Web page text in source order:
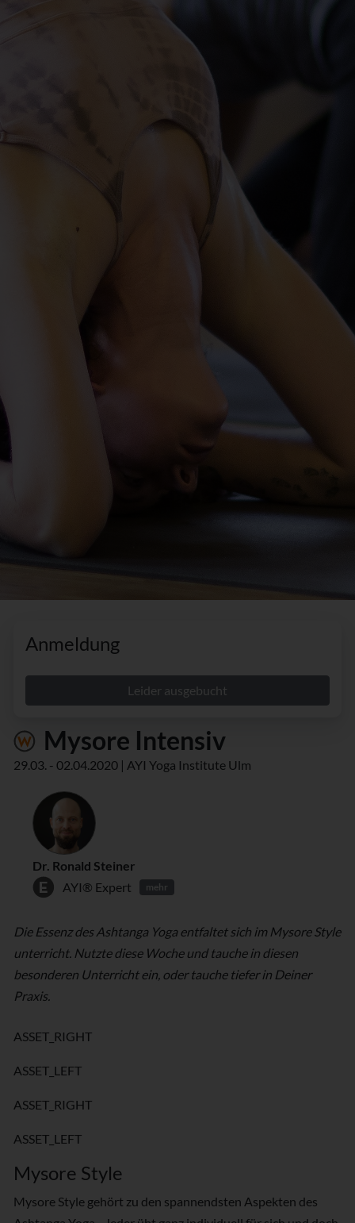
Anmeldung
Leider ausgebucht
Mysore Intensiv
29.03. - 02.04.2020 | AYI Yoga Institute Ulm
Dr. Ronald Steiner
AYI® Expert
mehr
Die Essenz des Ashtanga Yoga entfaltet sich im Mysore Style
unterricht. Nutzte diese Woche und tauche in diesen
besonderen Unterricht ein, oder tauche tiefer in Deiner
Praxis.
ASSET_RIGHT
ASSET_LEFT
ASSET_RIGHT
ASSET_LEFT
Mysore Style
Mysore Style gehört zu den spannendsten Aspekten des